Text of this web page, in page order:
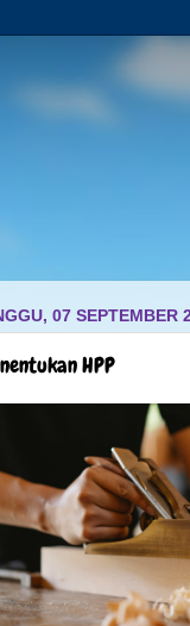
07 SEPTEMBER
HPP